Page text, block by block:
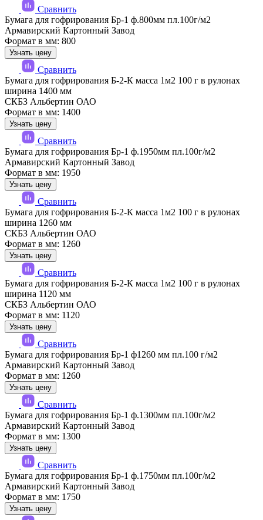
Сравнить
Бумага для гофрирования Бр-1 ф.800мм пл.100г/м2
Армавирский Картонный Завод
Формат в мм: 800
Узнать цену
Сравнить
Бумага для гофрирования Б-2-К масса 1м2 100 г в рулонах
ширина 1400 мм
СКБЗ Альбертин ОАО
Формат в мм: 1400
Узнать цену
Сравнить
Бумага для гофрирования Бр-1 ф.1950мм пл.100г/м2
Армавирский Картонный Завод
Формат в мм: 1950
Узнать цену
Сравнить
Бумага для гофрирования Б-2-К масса 1м2 100 г в рулонах
ширина 1260 мм
СКБЗ Альбертин ОАО
Формат в мм: 1260
Узнать цену
Сравнить
Бумага для гофрирования Б-2-К масса 1м2 100 г в рулонах
ширина 1120 мм
СКБЗ Альбертин ОАО
Формат в мм: 1120
Узнать цену
Сравнить
Бумага для гофрирования Бр-1 ф1260 мм пл.100 г/м2
Армавирский Картонный Завод
Формат в мм: 1260
Узнать цену
Сравнить
Бумага для гофрирования Бр-1 ф.1300мм пл.100г/м2
Армавирский Картонный Завод
Формат в мм: 1300
Узнать цену
Сравнить
Бумага для гофрирования Бр-1 ф.1750мм пл.100г/м2
Армавирский Картонный Завод
Формат в мм: 1750
Узнать цену